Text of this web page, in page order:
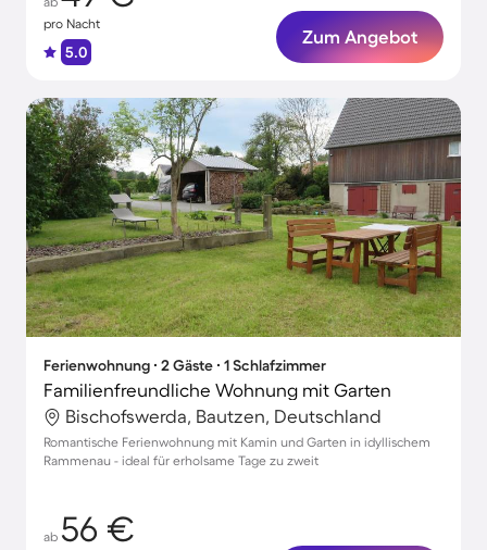
pro Nacht
5.0
Zum Angebot
Ferienwohnung ∙ 2 Gäste ∙ 1 Schlafzimmer
Familienfreundliche Wohnung mit Garten
Bischofswerda, Bautzen, Deutschland
Romantische Ferienwohnung mit Kamin und Garten in idyllischem
Rammenau - ideal für erholsame Tage zu zweit
ab 56 €